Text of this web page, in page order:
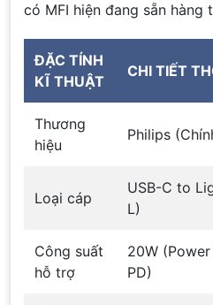
có MFI hiện đang sẵn hàng
ĐẶC TÍNH
KĨ THUẬT
CHI TIẾT
Thương
hiệu
Philips
Loại cáp
USB-C to
L)
Công suất
hỗ trợ
20W
PD)